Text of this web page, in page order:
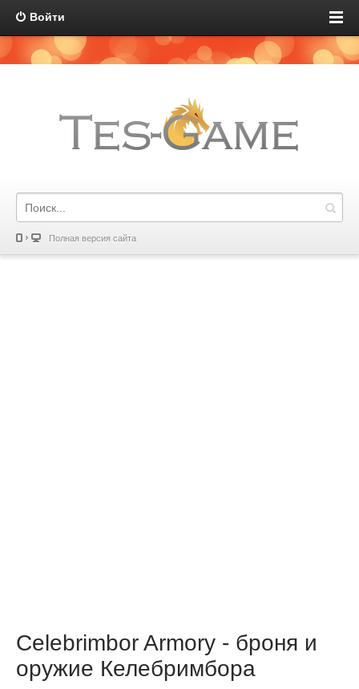
Войти
Полная версия сайта
Celebrimbor Armory - броня и
оружие Келебримбора